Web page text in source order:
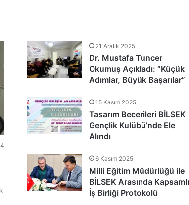
Teşekkür Belgeleriyle Tamamladı
21 Aralık 2025
Dr. Mustafa Tuncer
Okumuş Açıkladı: “Küçük
Adımlar, Büyük Başarılar”
15 Kasım 2025
Tasarım Becerileri BİLSEK
Gençlik Kulübü’nde Ele
Alındı
6 Kasım 2025
Milli Eğitim Müdürlüğü ile
BİLSEK Arasında Kapsamlı
İş Birliği Protokolü